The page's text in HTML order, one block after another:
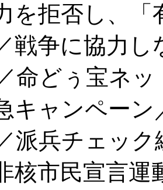
を拒否し、「
戦争に協力
命どぅ宝ネ
キャンペー
派兵チェッ
核市民宣言